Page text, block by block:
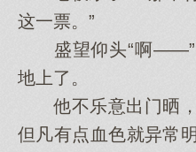
这一票。”
盛望仰头“啊——”
地上了。
他不乐意出门晒，
但凡有点血色就异常